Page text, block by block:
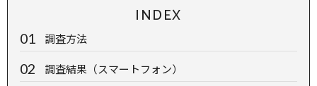
INDEX
調査方法
調査結果（スマートフォン）